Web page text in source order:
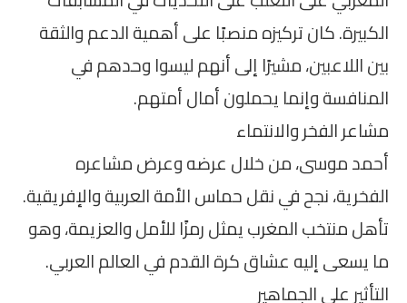
الكبيرة. كان تركيزه منصبًا على أهمية الدعم والثقة
بين اللاعبين، مشيرًا إلى أنهم ليسوا وحدهم في
المنافسة وإنما يحملون أمال أمتهم.
مشاعر الفخر والانتماء
أحمد موسى، من خلال عرضه وعرض مشاعره
الفخرية، نجح في نقل حماس الأمة العربية والإفريقية.
تأهل منتخب المغرب يمثل رمزًا للأمل والعزيمة، وهو
ما يسعى إليه عشاق كرة القدم في العالم العربي.
التأثير على الجماهير